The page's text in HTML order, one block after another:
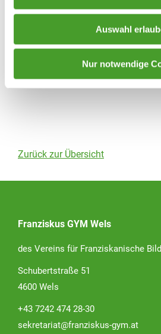
Auswahl
Nur notwendige
Zurück zur Übersicht
Franziskus GYM Wels
des Vereins für Franziskanische
Schubertstraße 51
4600 Wels
+43 7242 474 28-30
sekretariat@franziskus-gym.at